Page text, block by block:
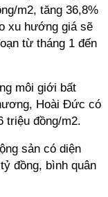
m2, tăng 36,8%
xu hướng giá sẽ
từ tháng 1 đến
môi giới bất
Hoài Đức có
triệu đồng/m2.
sản có diện
đồng, bình quân